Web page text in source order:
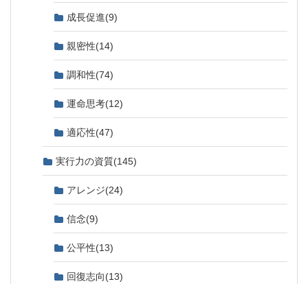
成長促進(9)
親密性(14)
調和性(74)
運命思考(12)
適応性(47)
実行力の資質(145)
アレンジ(24)
信念(9)
公平性(13)
回復志向(13)